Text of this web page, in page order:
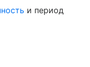
и период